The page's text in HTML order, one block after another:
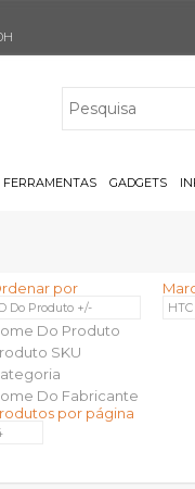
FERRAMENTAS GADGETS
por
Do Produto +/-
Do Produto
SKU
Do Fabricante
HTC
por página